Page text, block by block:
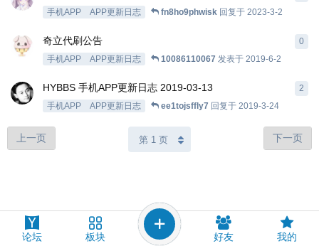
手机APP APP更新日志 fn8ho9phwisk 回复于 2023-3-2
奇立代刷公告
手机APP APP更新日志 10086110067 发表于 2019-6-2
0
HYBBS 手机APP更新日志 2019-03-13
手机APP APP更新日志 ee1tojsffly7 回复于 2019-3-24
2
上一页 下一页
论坛 板块 好友 我的